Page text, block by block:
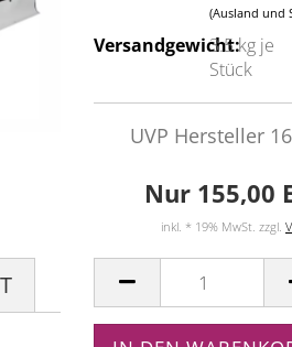
(Ausland und
Versandgewicht:
3.5kg je
Stück
UVP Hersteller
Nur 155,00
inkl. * 19% MwSt. zzgl.